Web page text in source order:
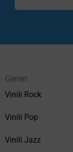
Generi
Vinili Rock
Vinili Pop
Vinili Jazz